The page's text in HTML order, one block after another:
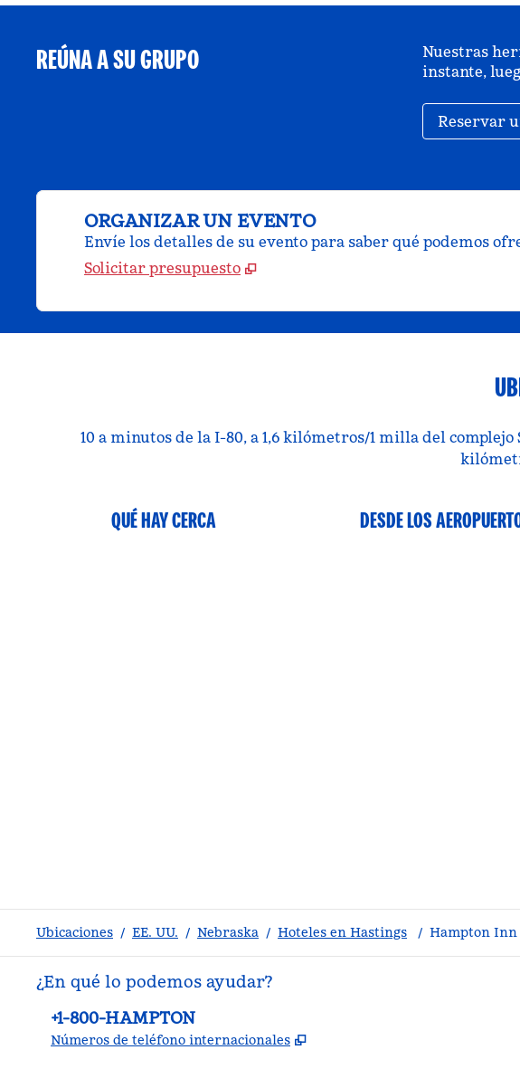
REÚNA A SU GRUPO
Nuestras
instante,
Reservar
ORGANIZAR UN EVENTO
Envíe los detalles de su evento para saber qué podemos
Solicitar presupuesto
10 a minutos de la I-80, a 1,6 kilómetros/1 milla del
QUÉ HAY CERCA DESDE LOS
Ubicaciones / EE. UU. / Nebraska / Hoteles en Hastings / Hampton Inn
¿En qué lo podemos ayudar?
Teléfono:
+1-800-HAMPTON
Números de teléfono internacionales ,